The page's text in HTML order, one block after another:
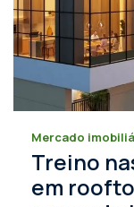
Mercado
Treino
em